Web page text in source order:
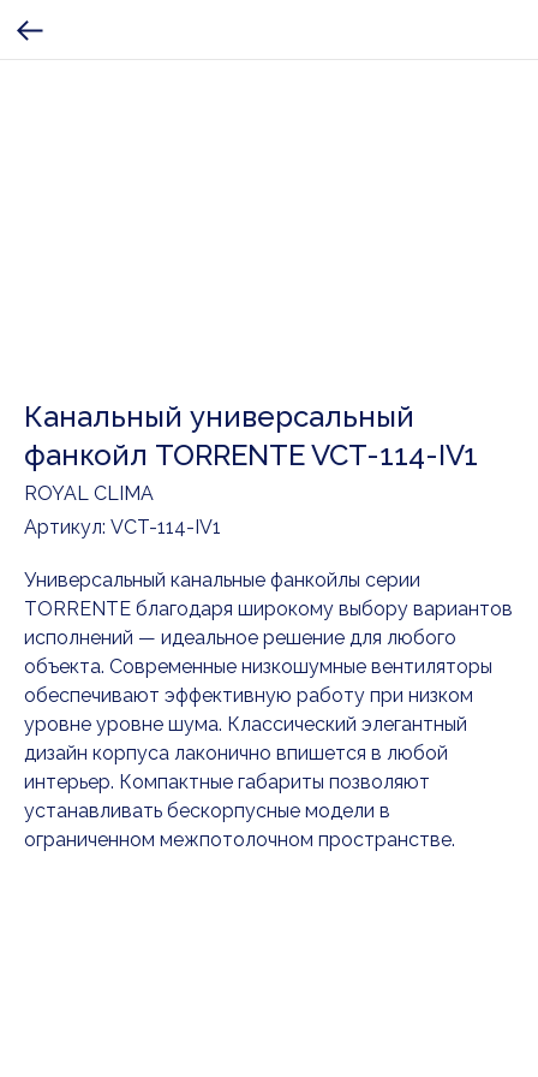
Канальный универсальный
фанкойл TORRENTE VCT-114-IV1
ROYAL CLIMA
Артикул: VCT-114-IV1
Универсальный канальные фанкойлы серии
TORRENTE благодаря широкому выбору вариантов
исполнений — идеальное решение для любого
объекта. Современные низкошумные вентиляторы
обеспечивают эффективную работу при низком
уровне уровне шума. Классический элегантный
дизайн корпуса лаконично впишется в любой
интерьер. Компактные габариты позволяют
устанавливать бескорпусные модели в
ограниченном межпотолочном пространстве.